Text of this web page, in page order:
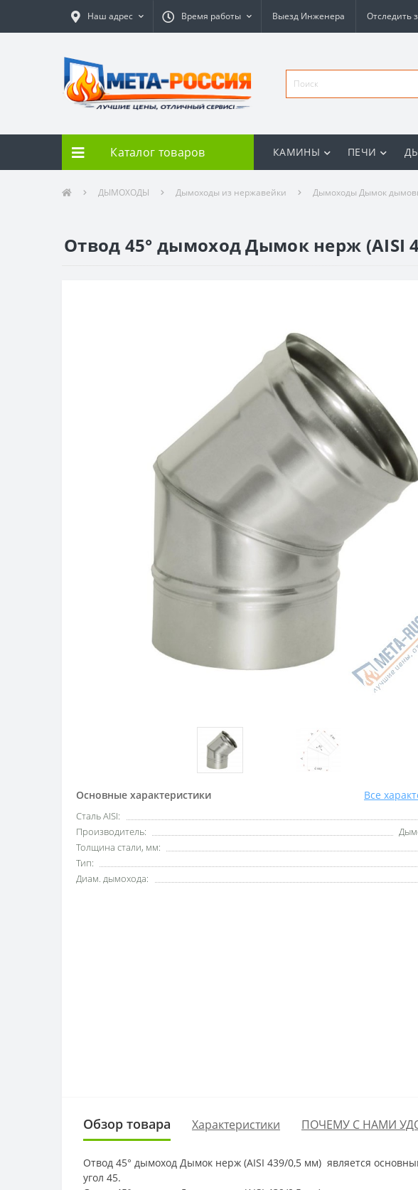
Наш адрес Время работы Выезд Инженера Отследить
Каталог товаров КАМИНЫ ПЕЧИ
ДЫМОХОДЫ Дымоходы из нержавейки Дымоходы Дымок
Отвод 45° дымоход Дымок нерж (AISI
Основные характеристики Все
Сталь AISI:
Производитель:
Толщина стали, мм:
Тип:
Диам. дымохода:
Обзор товара Характеристики ПОЧЕМУ С НАМИ
Отвод 45° дымоход Дымок нерж (AISI 439/0,5 мм) является
угол 45.